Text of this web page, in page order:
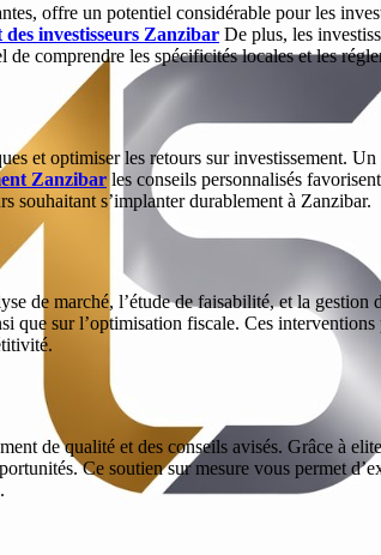
offre un potentiel considérable pour les
des investisseurs Zanzibar De plus, les
comprendre les spécificités locales et les
et optimiser les retours sur investissement.
Zanzibar les conseils personnalisés
souhaitant s’implanter durablement à Zanzibar.
de marché, l’étude de faisabilité, et la
sur l’optimisation fiscale. Ces
de qualité et des conseils avisés. Grâce à
Ce soutien sur mesure vous permet